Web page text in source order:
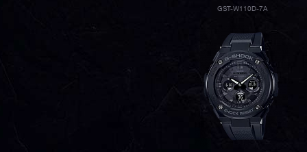
GST-W110D-7A